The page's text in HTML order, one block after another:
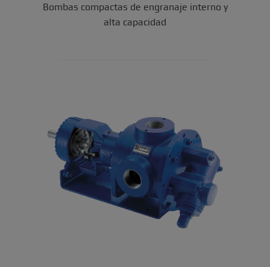
Bombas compactas de engranaje interno y
alta capacidad